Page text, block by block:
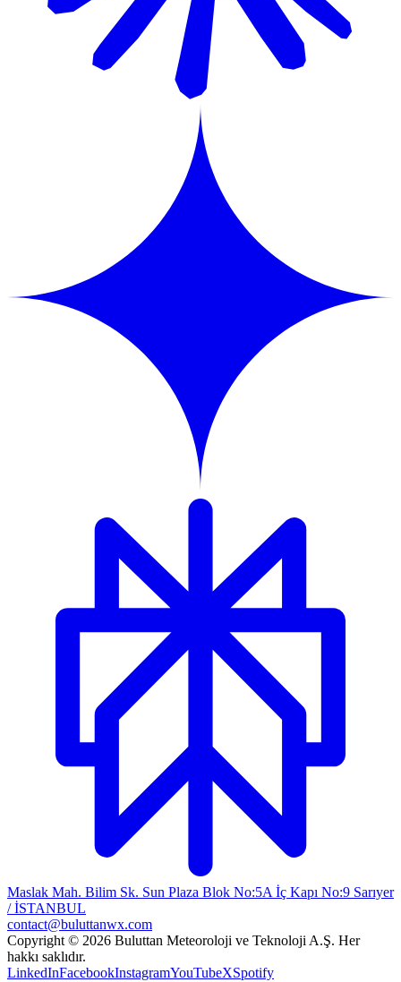
Maslak Mah. Bilim Sk. Sun Plaza Blok No:5A İç Kapı No:9 Sarıyer
/ İSTANBUL
contact@buluttanwx.com
Copyright © 2026 Buluttan Meteoroloji ve Teknoloji A.Ş. Her
hakkı saklıdır.
LinkedInFacebookInstagramYouTubeXSpotify